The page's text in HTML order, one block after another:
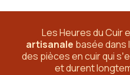
Les Heures du Cuir
artisanale basée dans
des pièces en cuir qui
et durent